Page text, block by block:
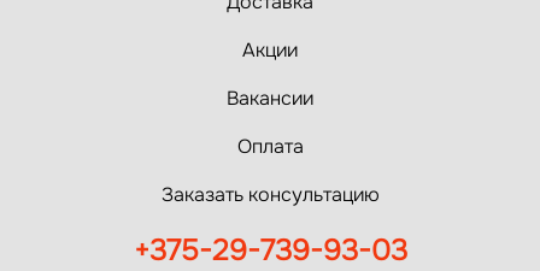
Акции
Вакансии
Оплата
Заказать консультацию
+375-29-739-93-03